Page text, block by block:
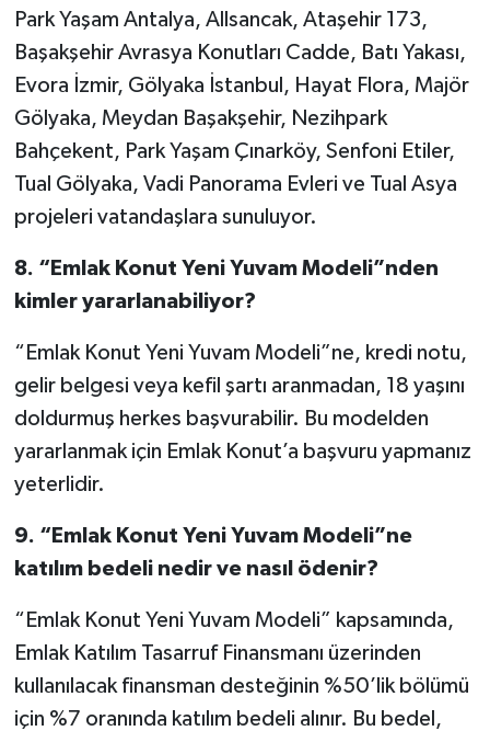
Park Yaşam Antalya, Allsancak, Ataşehir 173,
Başakşehir Avrasya Konutları Cadde, Batı Yakası,
Evora İzmir, Gölyaka İstanbul, Hayat Flora, Majör
Gölyaka, Meydan Başakşehir, Nezihpark
Bahçekent, Park Yaşam Çınarköy, Senfoni Etiler,
Tual Gölyaka, Vadi Panorama Evleri ve Tual Asya
projeleri vatandaşlara sunuluyor.
8. “Emlak Konut Yeni Yuvam Modeli”nden
kimler yararlanabiliyor?
“Emlak Konut Yeni Yuvam Modeli”ne, kredi notu,
gelir belgesi veya kefil şartı aranmadan, 18 yaşını
doldurmuş herkes başvurabilir. Bu modelden
yararlanmak için Emlak Konut’a başvuru yapmanız
yeterlidir.
9. “Emlak Konut Yeni Yuvam Modeli”ne
katılım bedeli nedir ve nasıl ödenir?
“Emlak Konut Yeni Yuvam Modeli” kapsamında,
Emlak Katılım Tasarruf Finansmanı üzerinden
kullanılacak finansman desteğinin %50’lik bölümü
için %7 oranında katılım bedeli alınır. Bu bedel,